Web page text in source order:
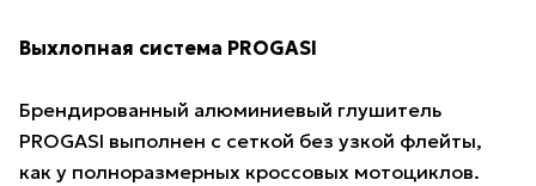
Выхлопная система PROGASI
Брендированный алюминиевый глушитель
PROGASI выполнен с сеткой без узкой флейты,
как у полноразмерных кроссовых мотоциклов.